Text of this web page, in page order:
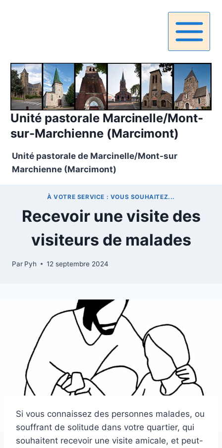
Unité pastorale Marcinelle/Mont-
sur-Marchienne (Marcimont)
Unité pastorale de Marcinelle/Mont-sur
Marchienne (Marcimont)
À VOTRE SERVICE : VOUS SOUHAITEZ...
Recevoir une visite des
visiteurs de malades
Par Pyh 12 septembre 2024
Si vous connaissez des personnes malades, ou
souffrant de solitude dans votre quartier, qui
souhaitent recevoir une visite amicale, et peut-